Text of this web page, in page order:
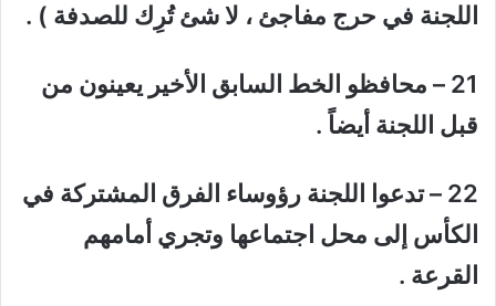
اللجنة في حرج مفاجئ ، لا شئ تُرِك للصدفة ) .
21 – محافظو الخط السابق الأخير يعينون من
قبل اللجنة أيضاً .
22 – تدعوا اللجنة رؤوساء الفرق المشتركة في
الكأس إلى محل اجتماعها وتجري أمامهم
القرعة .